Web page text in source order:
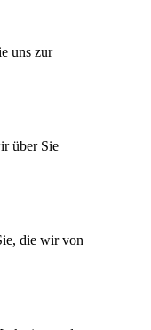
uns zur
über Sie
die wir von